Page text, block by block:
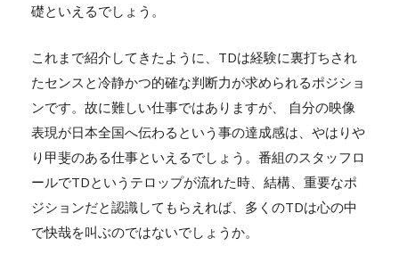
礎といえるでしょう。
これまで紹介してきたように、TDは経験に裏打ちされ
たセンスと冷静かつ的確な判断力が求められるポジショ
ンです。故に難しい仕事ではありますが、 自分の映像
表現が日本全国へ伝わるという事の達成感は、やはりや
り甲斐のある仕事といえるでしょう。番組のスタッフロ
ールでTDというテロップが流れた時、結構、重要なポ
ジションだと認識してもらえれば、多くのTDは心の中
で快哉を叫ぶのではないでしょうか。